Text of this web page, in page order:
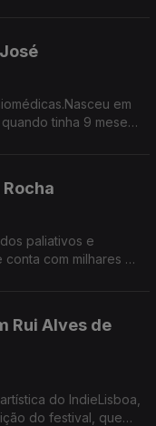
em
tinha 9 meses.
paliativos e
com milhares de
Rui Alves de
do IndieLisboa,
do festival, que